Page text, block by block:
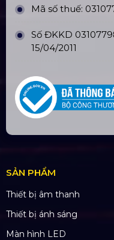
Mã số thuế:
Số ĐKKD
15/04/2011
SẢN PHẨM
Thiết bị âm thanh
Thiết bị ánh sáng
Màn hình LED